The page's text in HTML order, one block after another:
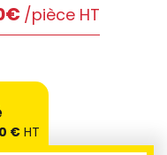
/pièce HT
€ HT